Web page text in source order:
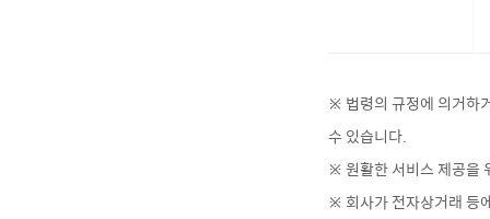
※ 법령의 규정에 의거하
수 있습니다.
※ 원활한 서비스 제공을
※ 회사가 전자상거래 등